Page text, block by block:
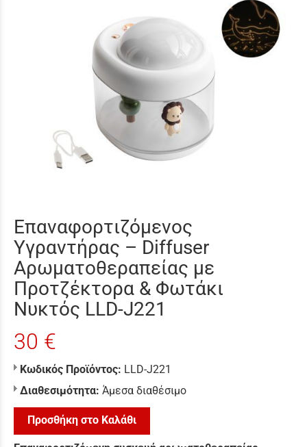
Επαναφορτιζόμενος
Υγραντήρας – Diffuser
Αρωματοθεραπείας με
Προτζέκτορα & Φωτάκι
Νυκτός LLD-J221
30 €
Κωδικός Προϊόντος: LLD-J221
Διαθεσιμότητα: Άμεσα διαθέσιμο
Προσθήκη στο Καλάθι